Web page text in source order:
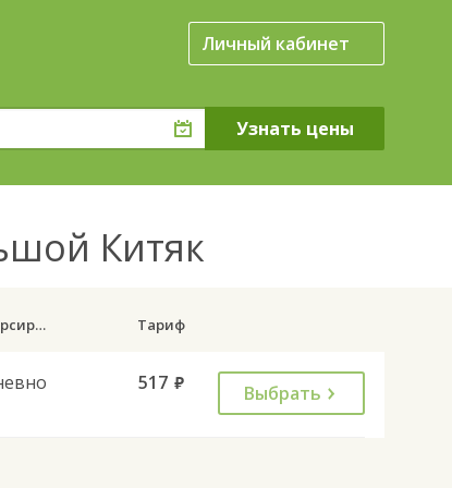
Личный кабинет
Китяк
Дни курсирования Тариф
517 руб. Выбрать